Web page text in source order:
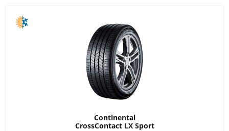
Continental
CrossContact LX Sport